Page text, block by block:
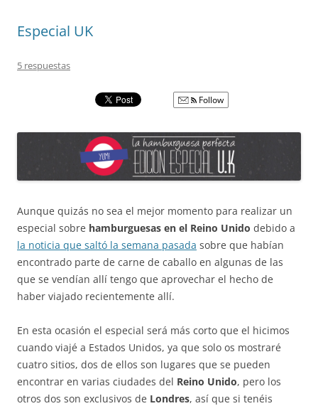
Especial UK
5 respuestas
Follow
Aunque quizás no sea el mejor momento para realizar un
especial sobre hamburguesas en el Reino Unido debido a
la noticia que saltó la semana pasada sobre que habían
encontrado parte de carne de caballo en algunas de las
que se vendían allí tengo que aprovechar el hecho de
haber viajado recientemente allí.
En esta ocasión el especial será más corto que el hicimos
cuando viajé a Estados Unidos, ya que solo os mostraré
cuatro sitios, dos de ellos son lugares que se pueden
encontrar en varias ciudades del Reino Unido, pero los
otros dos son exclusivos de Londres, así que si tenéis